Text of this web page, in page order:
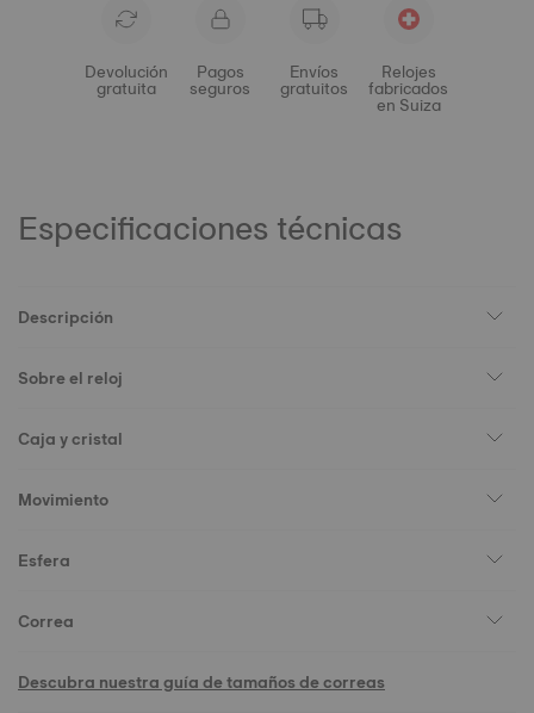
Devolución
gratuita
Pagos
seguros
Envíos
gratuitos
Relojes
fabricados
en Suiza
Especificaciones técnicas
Descripción
Sobre el reloj
Caja y cristal
Movimiento
Esfera
Correa
Descubra nuestra guía de tamaños de correas